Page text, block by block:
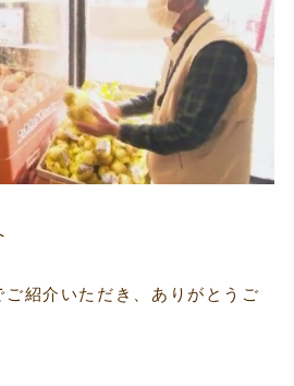
ご紹介いただき、ありがとうご